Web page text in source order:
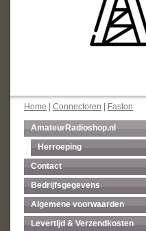
Home Connectoren Faston
AmateurRadioshop.nl
Herroeping
Contact
Bedrijfsgegevens
Algemene voorwaarden
Levertijd & Verzendkosten